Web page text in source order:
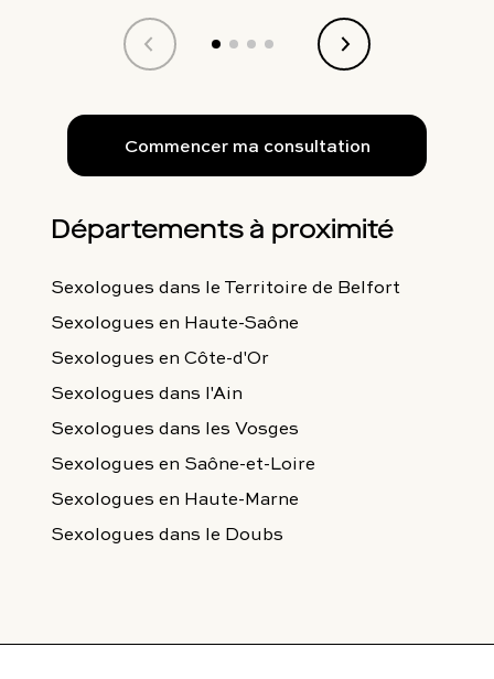
Commencer ma consultation
Départements à proximité
Sexologues dans le Territoire de Belfort
Sexologues en Haute-Saône
Sexologues en Côte-d'Or
Sexologues dans l'Ain
Sexologues dans les Vosges
Sexologues en Saône-et-Loire
Sexologues en Haute-Marne
Sexologues dans le Doubs